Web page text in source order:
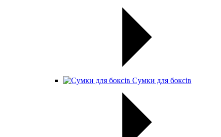
Сумки для боксів